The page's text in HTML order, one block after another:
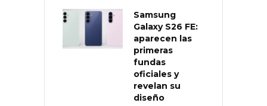
Samsung
Galaxy S26 FE:
aparecen las
primeras
fundas
oficiales y
revelan su
diseño